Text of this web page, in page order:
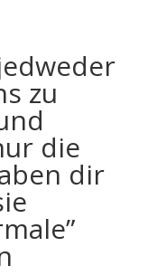
zu
die
dir